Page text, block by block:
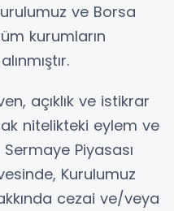
ve Borsa
kurumların
açıklık ve istikrar
nitelikteki eylem ve
Piyasası
Kurulumuz
cezai ve/veya